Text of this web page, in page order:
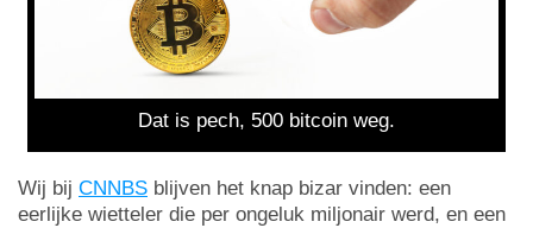
Dat is pech, 500 bitcoin weg.
Wij bij CNNBS blijven het knap bizar vinden: een
eerlijke wietteler die per ongeluk miljonair werd, en een